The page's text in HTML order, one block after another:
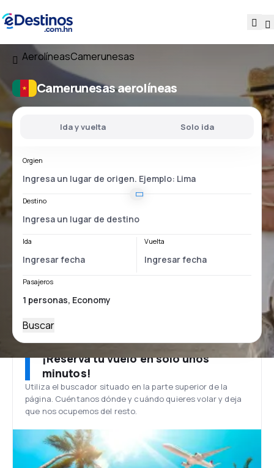
AerolíneasCamerunesas
Camerunesas aerolíneas
Ida y vuelta Solo ida
Orgien
Destino
Ida Vuelta
Pasajeros
Buscar
¡Reserva tu vuelo en solo unos
minutos!
Utiliza el buscador situado en la parte superior de la
página. Cuéntanos dónde y cuándo quieres volar y deja
que nos ocupemos del resto.